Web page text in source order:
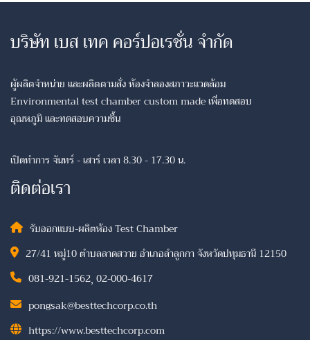
บริษัท เบส เทค คอร์ปอเรชั่น จำกัด
ผู้ผลิตจำหน่าย และผลิตตามสั่ง ห้องจำลองสภาวะแวดล้อม
Environmental test chamber custom made เพื่อทดสอบ
อุณหภูมิ และทดสอบความชื้น
เปิดทำการ จันทร์ - เสาร์ เวลา 8.30 - 17.30 น.
ติดต่อเรา
รับออกแบบ-ผลิตห้อง Test Chamber
27/41 หมู่10 ตำบลลาดสวาย อำเภอลำลูกกา จังหวัดปทุมธานี 12150
081-921-1562, 02-000-4617
pongsak@besttechcorp.co.th
https://www.besttechcorp.com